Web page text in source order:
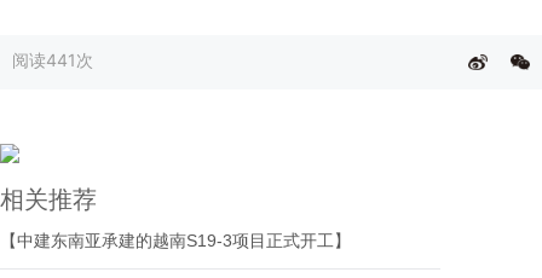
阅读441次
相关推荐
【中建东南亚承建的越南S19-3项目正式开工】